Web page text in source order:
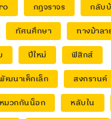
กฎจราจร
กลับ
ทัศนศึกษา
ทางม้าลา
ปีใหม่
ฟิสิกส์
ฒนาเด็กเล็ก
สงกรานต์
หมวกกันน็อก หลับใน